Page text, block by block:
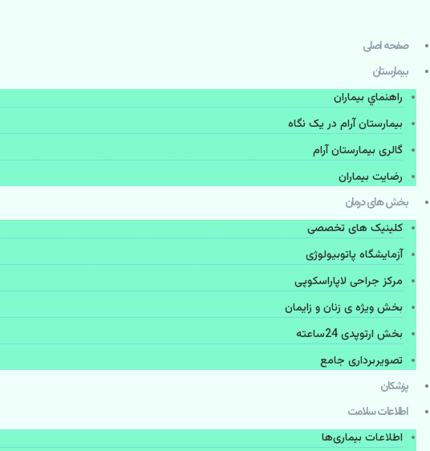
صفحه اصلی
بيمارستان
راهنماي بیماران
بیمارستان آرام در یک نگاه
گالری بیمارستان آرام
رضایت بیماران
بخش های درمان
کلینیک های تخصصی
آزمایشگاه پاتوبیولوژی
مرکز جراحی لاپاراسکوپی
بخش ویژه ی زنان و زایمان
بخش ارتوپدی 24ساعته
تصویربرداری جامع
پزشكان
اطلاعات سلامت
اطلاعات بیماری‌ها